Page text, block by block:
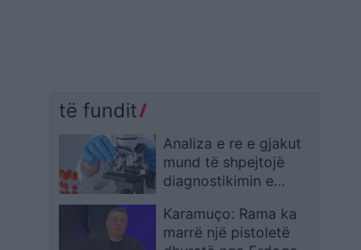
të fundit
Analiza e re e gjakut
mund të shpejtojë
diagnostikimin e
Karamuço: Rama ka
marrë një pistoletë